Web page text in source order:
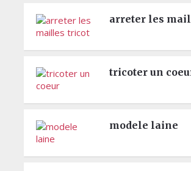
arreter les
tricoter un
modele laine